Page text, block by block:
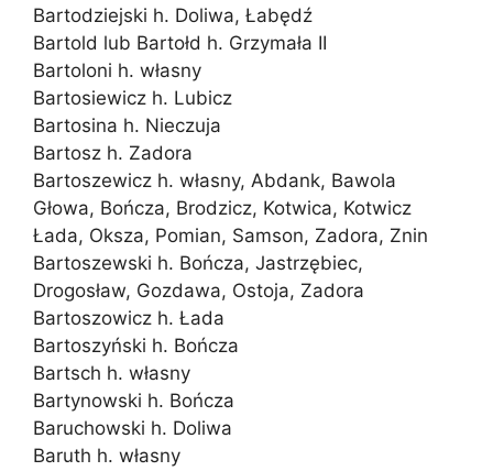
Bartodziejski h. Doliwa, Łabędź
Bartold lub Bartołd h. Grzymała II
Bartoloni h. własny
Bartosiewicz h. Lubicz
Bartosina h. Nieczuja
Bartosz h. Zadora
Bartoszewicz h. własny, Abdank, Bawola
Głowa, Bończa, Brodzicz, Kotwica, Kotwicz
Łada, Oksza, Pomian, Samson, Zadora, Znin
Bartoszewski h. Bończa, Jastrzębiec,
Drogosław, Gozdawa, Ostoja, Zadora
Bartoszowicz h. Łada
Bartoszyński h. Bończa
Bartsch h. własny
Bartynowski h. Bończa
Baruchowski h. Doliwa
Baruth h. własny